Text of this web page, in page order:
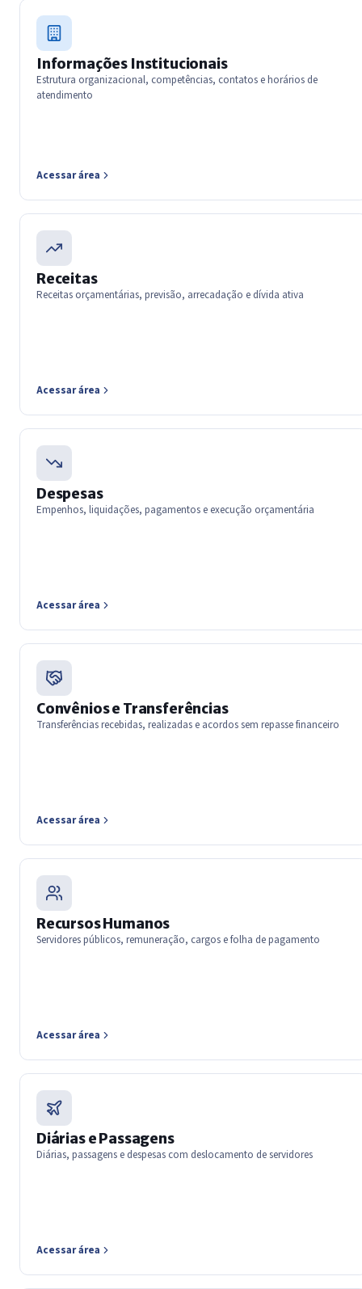
Informações Institucionais
Estrutura organizacional, competências, contatos e horários de
atendimento
Acessar área
Receitas
Receitas orçamentárias, previsão, arrecadação e dívida ativa
Acessar área
Despesas
Empenhos, liquidações, pagamentos e execução orçamentária
Acessar área
Convênios e Transferências
Transferências recebidas, realizadas e acordos sem repasse financeiro
Acessar área
Recursos Humanos
Servidores públicos, remuneração, cargos e folha de pagamento
Acessar área
Diárias e Passagens
Diárias, passagens e despesas com deslocamento de servidores
Acessar área